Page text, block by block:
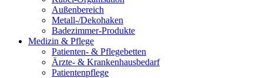
Außenbereich
Metall-/Dekohaken
Badezimmer-Produkte
Medizin & Pflege
Patienten- & Pflegebetten
Ärzte- & Krankenhausbedarf
Patientenpflege